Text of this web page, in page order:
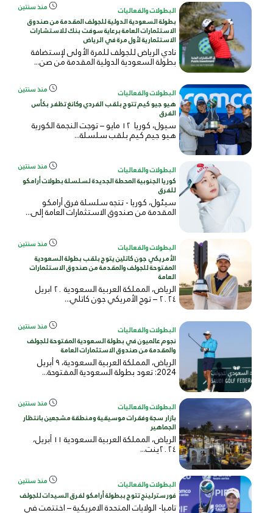
البطولات والفعاليات منذ سنتين
بطولة السعودية الدولية للجولف المقدمة من صندوق
الاستثمارات العامة برعاية سوفت بنك للاستشارات
الاستثمارية لأول مرة في الرياض
نادي الرياض للجولف للمرة الأولى لإستضافة
بطولة السعودية الدولية المقدمة من صن...
البطولات والفعاليات منذ سنتين
هيو جيو كيم تتوج بلقب الفردي وكانغ تظفر بكأس
الفرق
سيول، كوريا ١٢ مايو – توجت النجمة الكورية
هيو جيم كيم بلقب سلسلة...
البطولات والفعاليات منذ سنتين
كوريا الجنوبية المحطة الجديدة لسلسلة بطولات أرامكو
للفرق
سيئول، كوريا - تتجه سلسلة فرق أرامكو
المقدمة من صندوق الاستثمارات العامة إلى...
البطولات والفعاليات منذ سنتين
الأمريكي جون كاتلين يتوج بلقب بطولة السعودية
المفتوحة للجولف والمقدمة من صندوق الاستثمارات
العامة
الرياض، المملكة العربية السعودية ٢٠ ابريل
٢٠٢٤ – توج الأمريكي جون كاتلي...
البطولات والفعاليات منذ سنتين
نجوم عالميون في بطولة السعودية المفتوحة للجولف
والمقدمة من صندوق الاستثمارات العامة
الرياض، المملكة العربية السعودية، ٩ أبريل
2024: تعود بطولة السعودية المفتوحة...
البطولات والفعاليات منذ سنتين
بازار سجة وفقرات موسيقية ومنطقة مشجعين بانتظار
الجماهير
الرياض، المملكة العربية السعودية ١١ أبريل،
٢٠٢٤ينت...
البطولات والفعاليات منذ سنتين
فورسترلينج تتوج ببطولة أرامكو لفرق السيدات للجولف
تامبا- الولايات المتحدة الامريكية – اختتمت في